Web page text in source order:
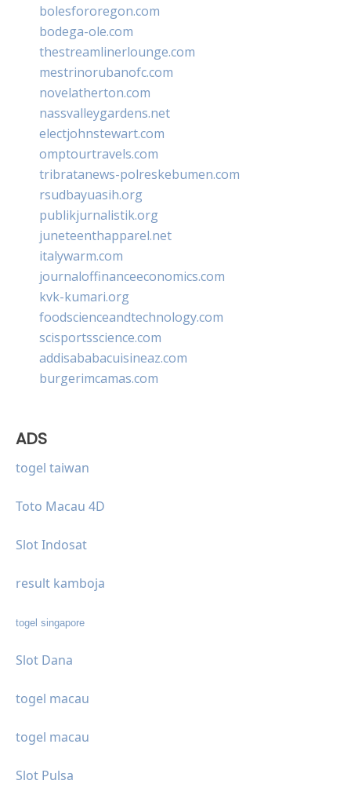
bolesfororegon.com
bodega-ole.com
thestreamlinerlounge.com
mestrinorubanofc.com
novelatherton.com
nassvalleygardens.net
electjohnstewart.com
omptourtravels.com
tribratanews-polreskebumen.com
rsudbayuasih.org
publikjurnalistik.org
juneteenthapparel.net
italywarm.com
journaloffinanceeconomics.com
kvk-kumari.org
foodscienceandtechnology.com
scisportsscience.com
addisababacuisineaz.com
burgerimcamas.com
ADS
togel taiwan
Toto Macau 4D
Slot Indosat
result kamboja
togel singapore
Slot Dana
togel macau
togel macau
Slot Pulsa